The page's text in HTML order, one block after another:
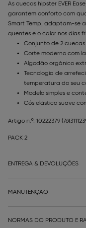
As cuecas hipster EVER
garantem conforto com
Smart Temp, adaptam-se
quentes e o calor nos dias
Conjunto de 2 cuecas
Corte moderno com
Algodão orgânico
Tecnologia de
temperatura do seu
Modelo simples e
Cós elástico suave
Artigo n.º: 10222379
PACK 2
ENTREGA & DEVOLUÇÕES
MANUTENÇÃO
NORMAS DO PRODUTO E